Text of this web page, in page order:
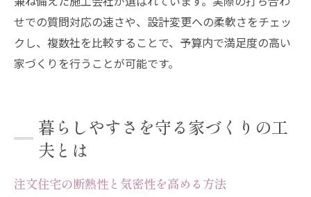
せでの質問対応の速さや、設計変更への柔軟さをチェッ
クし、複数社を比較することで、予算内で満足度の高い
家づくりを行うことが可能です。
暮らしやすさを守る家づくりの工
夫とは
注文住宅の断熱性と気密性を高める方法